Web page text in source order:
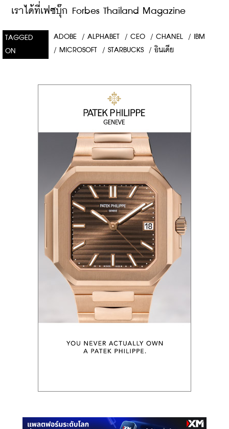
เราได้ที่เฟซบุ๊ก Forbes Thailand Magazine
TAGGED
ON
ADOBE / ALPHABET / CEO / CHANEL /
IBM
/ MICROSOFT / STARBUCKS / อินเดีย